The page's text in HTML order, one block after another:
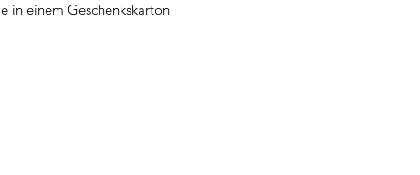
in einem Geschenkskarton